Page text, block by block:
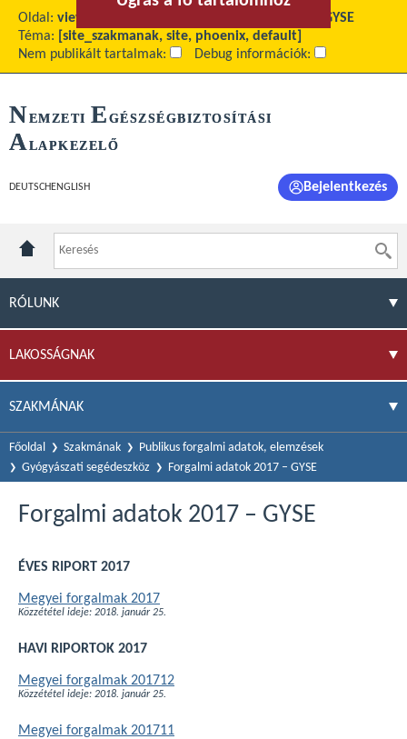
Oldal: view
Forgalmi adatok 2017 – GYSE
Téma:
[site_szakmanak, site, phoenix, default]
Nem publikált tartalmak:
Debug információk:
NEMZETI E GÉSZSÉGBIZTOSÍTÁSI
ALAPKEZELŐ
DEUTSCH ENGLISH Bejelentkezés
RÓLUNK
LAKOSSÁGNAK
SZAKMÁNAK
Főoldal Szakmának
Publikus forgalmi adatok, elemzések
Gyógyászati segédeszköz
Forgalmi adatok 2017 – GYSE
Forgalmi adatok 2017 – GYSE
ÉVES RIPORT 2017
Megyei forgalmak 2017
Közzététel ideje: 2018. január 25.
HAVI RIPORTOK 2017
Megyei forgalmak 201712
Közzététel ideje: 2018. január 25.
Megyei forgalmak 201711